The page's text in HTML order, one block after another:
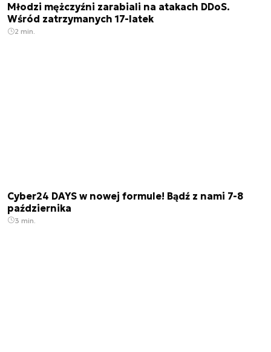
Młodzi mężczyźni zarabiali na atakach DDoS.
Wśród zatrzymanych 17-latek
2 min.
Cyber24 DAYS w nowej formule! Bądź z nami 7-8
października
3 min.